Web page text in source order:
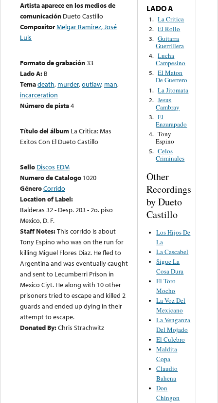
Artista aparece en los medios de
comunicación Dueto Castillo
CompositorMelgar Ramirez, José
Luis
Formato de grabación33
Lado A: B
Temadeath, murder,outlaw, man,
incarceration
Número de pista4
Título del álbum La Critica: Mas
Exitos Con El Dueto Castillo
Sello Discos EDM
Numero de Catalogo 1020
GéneroCorrido
Location of Label:
Balderas 32 - Desp. 203 - 2o. piso
Mexico, D. F.
Staff Notes:This corrido is about
Tony Espino who was on the run for
killing Miguel Flores Diaz. He fled to
Argentina and was eventually caught
and sent to Lecumberri Prison in
Mexico Ciyt. He along with 10 other
prisoners tried to escape and killed 2
guards and ended up dying in their
attempt to escape.
Donated By:Chris Strachwitz
LADO A
1. La Critica
2. El Rollo
3. Guitarra
Guerrillera
4. Lucha
Campesino
5. El Maton
De Guerrero
1. La Jitomata
2. Jesus
Cambray
3. El
Enzarapado
4. Tony
Espino
5. Celos
Criminales
Other
Recordings
by Dueto
Castillo
Los Hijos De
La
La Cascabel
Sigue La
Cosa Dura
El Toro
Mocho
La Voz Del
Mexicano
La Venganza
Del Mojado
El Culebro
Maldita
Copa
Claudio
Bahena
Don
Chingon